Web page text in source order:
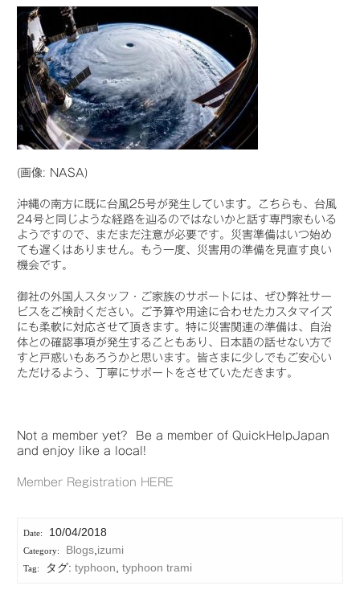
(画像: NASA)
沖縄の南方に既に台風25号が発生しています。こちらも、台風
24号と同じような経路を辿るのではないかと話す専門家もいる
ようですので、まだまだ注意が必要です。災害準備はいつ始め
ても遅くはありません。もう一度、災害用の準備を見直す良い
機会です。
御社の外国人スタッフ・ご家族のサポートには、ぜひ弊社サー
ビスをご検討ください。ご予算や用途に合わせたカスタマイズ
にも柔軟に対応させて頂きます。特に災害関連の準備は、自治
体との確認事項が発生することもあり、日本語の話せない方で
すと戸惑いもあろうかと思います。皆さまに少しでもご安心い
ただけるよう、丁寧にサポートをさせていただきます。
Not a member yet? Be a member of QuickHelpJapan
and enjoy like a local!
Member Registration HERE
10/04/2018
Blogs, izumi
タグ: typhoon typhoon trami